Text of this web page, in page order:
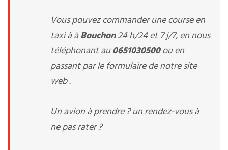
Vous pouvez commander une course en
taxi à àBouchon24 h/24 et 7 j/7, en nous
téléphonant au0651030500ou en
passant par le formulaire de notre site
web .
Un avion à prendre ? un rendez-vous à
ne pas rater ?